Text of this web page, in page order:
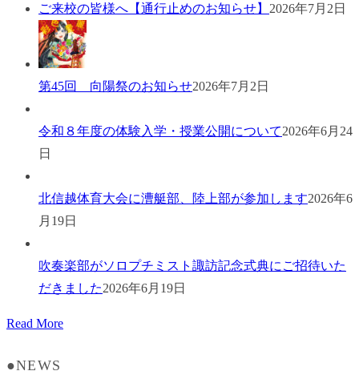
ご来校の皆様へ【通行止めのお知らせ】 2026年7月2日
第45回 向陽祭のお知らせ2026年7月2日
令和８年度の体験入学・授業公開について2026年6月24
日
北信越体育大会に漕艇部、陸上部が参加します2026年6
月19日
吹奏楽部がソロプチミスト諏訪記念式典にご招待いた
だきました2026年6月19日
Read More
●NEWS